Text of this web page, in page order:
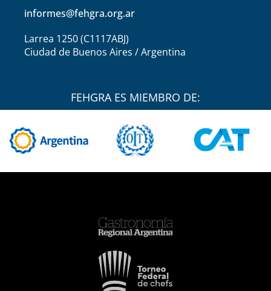
informes@fehgra.org.ar
Larrea 1250 (C1117ABJ)
Ciudad de Buenos Aires / Argentina
FEHGRA ES MIEMBRO DE: